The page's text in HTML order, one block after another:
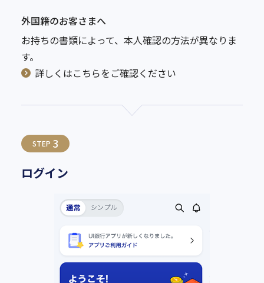
外国籍のお客さまへ
お持ちの書類によって、本人確認の方法が異なりま
す。
詳しくはこちらをご確認ください
STEP 3
ログイン